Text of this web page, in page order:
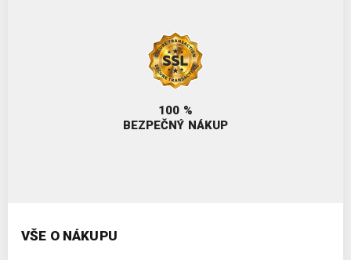
100 %
BEZPEČNÝ NÁKUP
VŠE O NÁKUPU